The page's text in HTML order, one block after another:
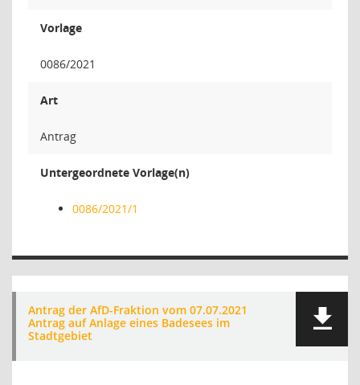
Vorlage
0086/2021
Art
Antrag
Untergeordnete Vorlage(n)
0086/2021/1
Antrag der AfD-Fraktion vom 07.07.2021
Antrag auf Anlage eines Badesees im
Stadtgebiet